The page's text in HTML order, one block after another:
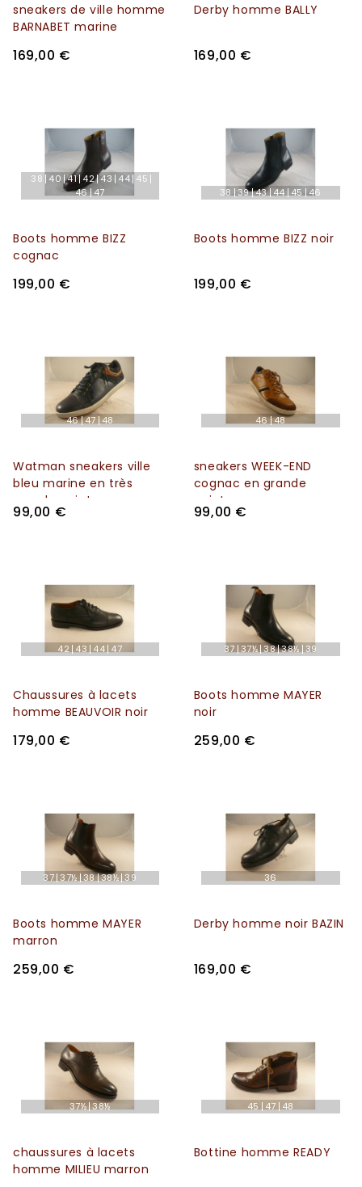
sneakers de ville homme
BARNABET marine
169,00 €
Derby homme BALLY
169,00 €
38 40 41 42 43 44 45
46 47
Boots homme BIZZ
cognac
199,00 €
38 39 43 44 45 46
Boots homme BIZZ noir
199,00 €
46 47 48
Watman sneakers ville
bleu marine en très
grande pointure
99,00 €
46 48
sneakers WEEK-END
cognac en grande
pointure
99,00 €
42 43 44 47
Chaussures à lacets
homme BEAUVOIR noir
179,00 €
37 37½ 38 38½ 39
Boots homme MAYER
noir
259,00 €
37 37½ 38 38½ 39
Boots homme MAYER
marron
259,00 €
36
Derby homme noir BAZIN
169,00 €
37½ 38½
chaussures à lacets
homme MILIEU marron
45 47 48
Bottine homme READY